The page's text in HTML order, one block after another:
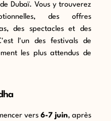
Dubaï. Vous y trouverez
des offres
des spectacles et des
l'un des festivals de
les plus attendus de
vers6-7 juin, après